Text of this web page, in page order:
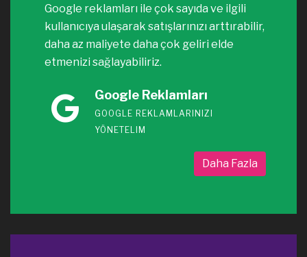
Google reklamları ile çok sayıda ve ilgili
kullanıcıya ulaşarak satışlarınızı arttırabilir,
daha az maliyete daha çok geliri elde
etmenizi sağlayabiliriz.
Google Reklamları
GOOGLE REKLAMLARINIZI
YÖNETELIM
Daha Fazla